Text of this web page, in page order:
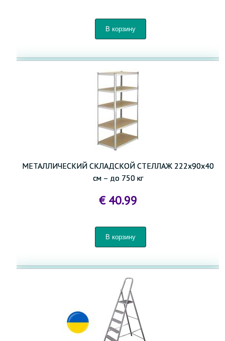
МЕТАЛЛИЧЕСКИЙ СКЛАДСКОЙ СТЕЛЛАЖ 222x90x40
см – до 750 кг
€ 40.99